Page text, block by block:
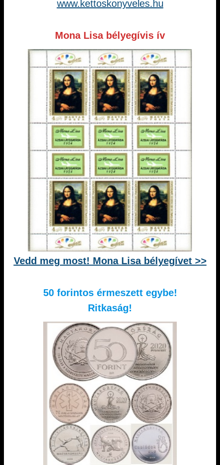
www.kettoskonyveles.hu
Mona Lisa bélyegívis ív
Vedd meg most! Mona Lisa bélyegívet >>
50 forintos érmeszett egybe!
Ritkaság!